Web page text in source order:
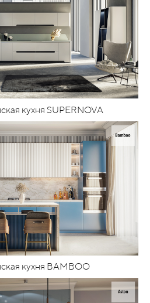
кухня SUPERNOVA
кухня BAMBOO